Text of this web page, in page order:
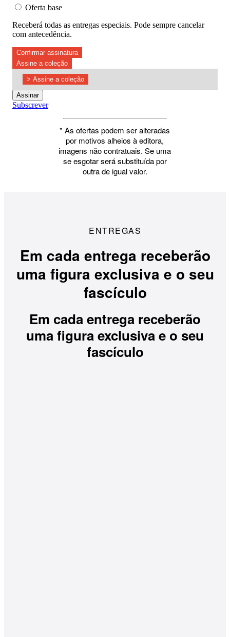
Oferta base
Receberá todas as entregas especiais. Pode sempre cancelar
com antecedência.
Confirmar assinatura
Assine a coleção
> Assine a coleção
Assinar
Subscrever
* As ofertas podem ser alteradas
por motivos alheios à editora,
imagens não contratuais. Se uma
se esgotar será substituída por
outra de igual valor.
ENTREGAS
Em cada entrega receberão
uma figura exclusiva e o seu
fascículo
Em cada entrega receberão
uma figura exclusiva e o seu
fascículo